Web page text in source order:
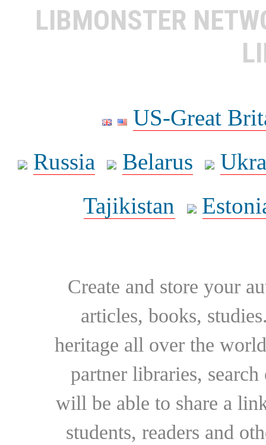
LIBMONSTER
US-Great
Russia
Belarus
Tajikistan
Create and store your
articles, books,
heritage all over the
partner libraries,
will be able to share a
students, readers and